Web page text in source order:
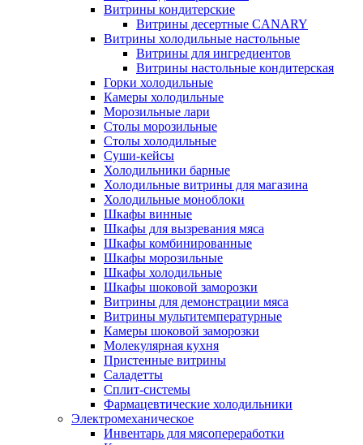
Витрины кондитерские
Витрины десертные CANARY
Витрины холодильные настольные
Витрины для ингредиентов
Витрины настольные кондитерская
Горки холодильные
Камеры холодильные
Морозильные лари
Столы морозильные
Столы холодильные
Суши-кейсы
Холодильники барные
Холодильные витрины для магазина
Холодильные моноблоки
Шкафы винные
Шкафы для вызревания мяса
Шкафы комбинированные
Шкафы морозильные
Шкафы холодильные
Шкафы шоковой заморозки
Витрины для демонстрации мяса
Витрины мультитемпературные
Камеры шоковой заморозки
Молекулярная кухня
Пристенные витрины
Саладетты
Сплит-системы
Фармацевтические холодильники
Электромеханическое
Инвентарь для мясопереработки